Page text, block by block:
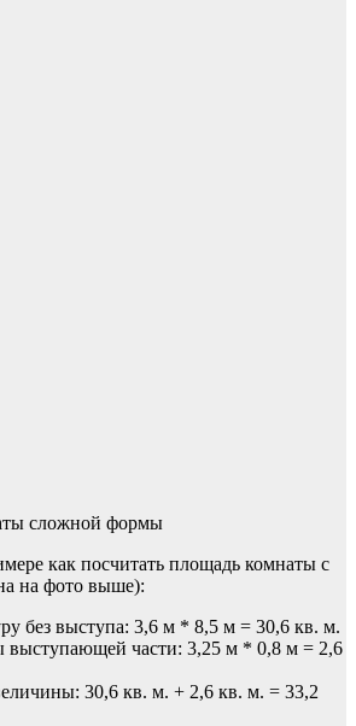
сложной формы
как посчитать площадь комнаты с
на фото выше):
без выступа: 3,6 м * 8,5 м = 30,6 кв. м.
выступающей части: 3,25 м * 0,8 м = 2,6
30,6 кв. м. + 2,6 кв. м. = 33,2